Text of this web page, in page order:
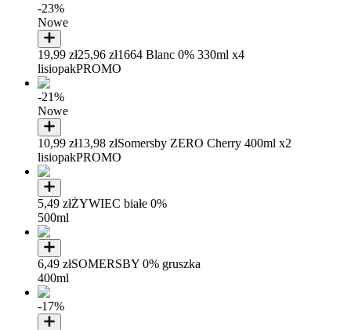
-23%
Nowe
19,99 zł25,96 zł1664 Blanc 0% 330ml x4
lisiopakPROMO
-21%
Nowe
10,99 zł13,98 złSomersby ZERO Cherry 400ml x2
lisiopakPROMO
5,49 złŻYWIEC białe 0%
500ml
6,49 złSOMERSBY 0% gruszka
400ml
-17%